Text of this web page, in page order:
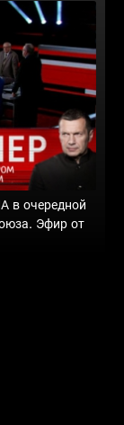
в очередной
Эфир от